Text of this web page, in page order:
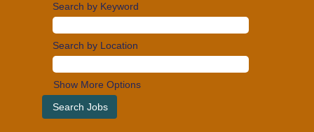
Search by Keyword
Search by Location
Show More Options